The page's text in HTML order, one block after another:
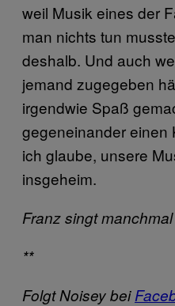
weil Musik eines der
man nichts tun
deshalb. Und auch
jemand zugegeben
irgendwie Spaß
gegeneinander einen
ich glaube, unsere
insgeheim.
Franz singt
**
Folgt Noisey bei